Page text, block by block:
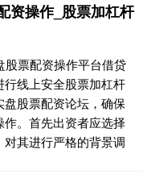
资操作_股票加杠杆
股票配资操作平台借贷
线上安全股票加杠杆
股票配资论坛，确保
。首先出资者应选择
其进行严格的背景调